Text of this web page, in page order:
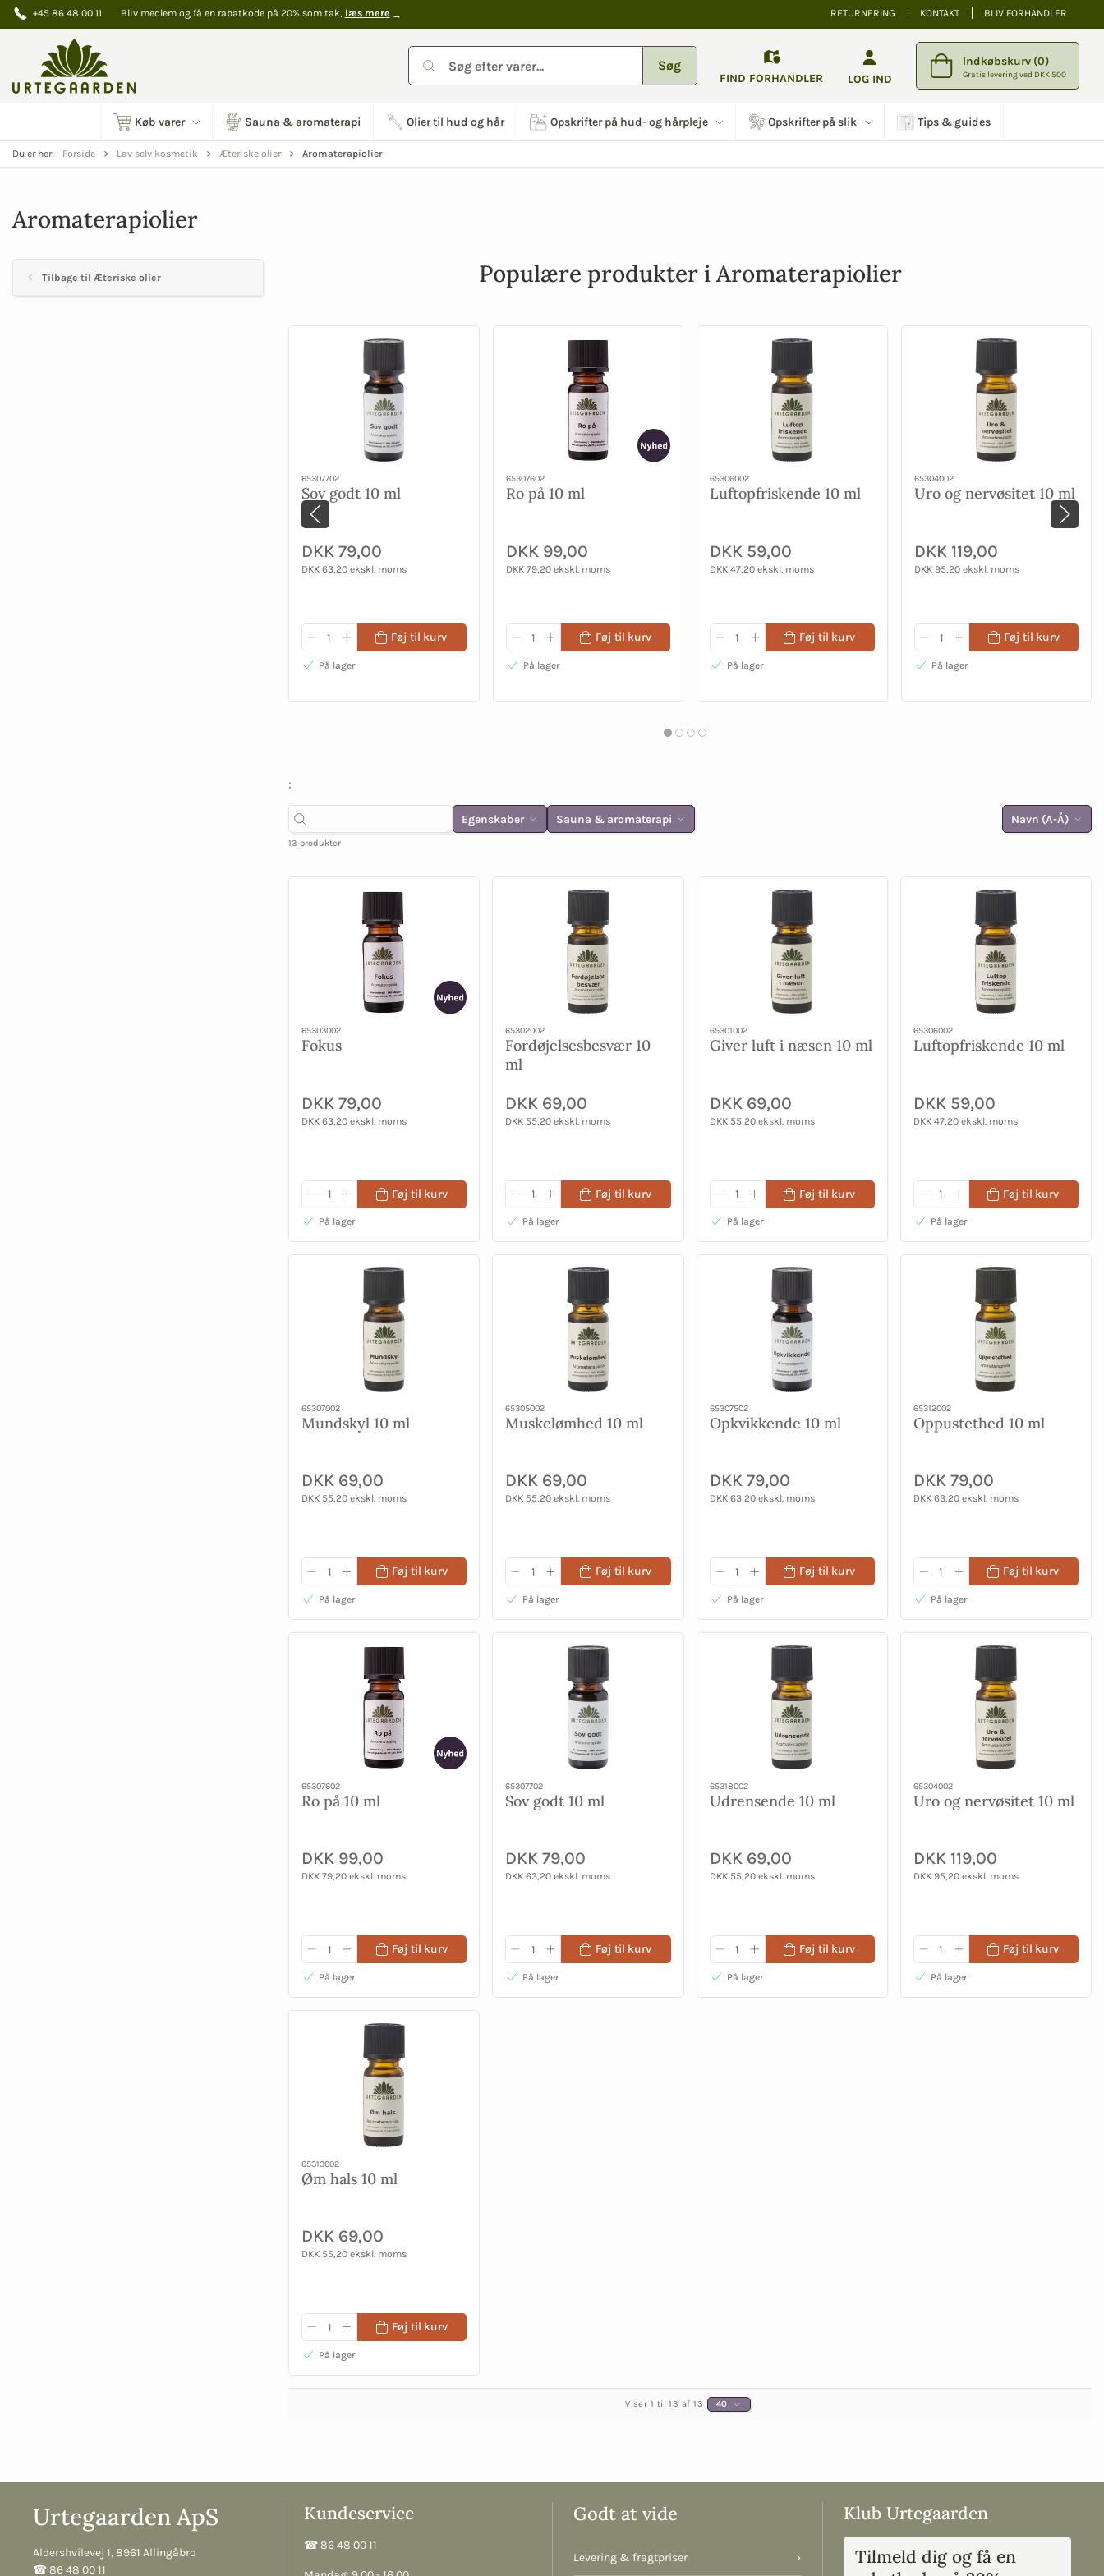
+45 86 48 00 11 Bliv medlem og få en rabatkode på 20% som tak, læs mere RETURNERING KONTAKT BLIV FORHANDLER
Søg
FIND FORHANDLER LOG IND
Indkøbskurv (0)
Gratis levering ved DKK 500
Køb varer Sauna & aromaterapi Olier til hud og hår Opskrifter på hud- og hårpleje Opskrifter på slik Tips & guides
Du er her: Forside Lav selv kosmetik Æteriske olier Aromaterapiolier
Aromaterapiolier
Tilbage til Æteriske olier Populære produkter i Aromaterapiolier
65307702
Sov godt 10 ml
DKK 79,00
DKK 63,20 ekskl. moms
Føj til kurv
På lager
65307602
Ro på 10 ml
DKK 99,00
DKK 79,20 ekskl. moms
Føj til kurv
På lager
65306002
Luftopfriskende 10 ml
DKK 59,00
DKK 47,20 ekskl. moms
Føj til kurv
På lager
65304002
Uro og nervøsitet 10 ml
DKK 119,00
DKK 95,20 ekskl. moms
Føj til kurv
På lager
;
Egenskaber Sauna & aromaterapi Navn (A-Å)
13 produkter
65303002
Fokus
DKK 79,00
DKK 63,20 ekskl. moms
Føj til kurv
På lager
65302002
Fordøjelsesbesvær 10
ml
DKK 69,00
DKK 55,20 ekskl. moms
Føj til kurv
På lager
65301002
Giver luft i næsen 10 ml
DKK 69,00
DKK 55,20 ekskl. moms
Føj til kurv
På lager
65306002
Luftopfriskende 10 ml
DKK 59,00
DKK 47,20 ekskl. moms
Føj til kurv
På lager
65307002
Mundskyl 10 ml
DKK 69,00
DKK 55,20 ekskl. moms
Føj til kurv
På lager
65305002
Muskelømhed 10 ml
DKK 69,00
DKK 55,20 ekskl. moms
Føj til kurv
På lager
65307502
Opkvikkende 10 ml
DKK 79,00
DKK 63,20 ekskl. moms
Føj til kurv
På lager
65312002
Oppustethed 10 ml
DKK 79,00
DKK 63,20 ekskl. moms
Føj til kurv
På lager
65307602
Ro på 10 ml
DKK 99,00
DKK 79,20 ekskl. moms
Føj til kurv
På lager
65307702
Sov godt 10 ml
DKK 79,00
DKK 63,20 ekskl. moms
Føj til kurv
På lager
65318002
Udrensende 10 ml
DKK 69,00
DKK 55,20 ekskl. moms
Føj til kurv
På lager
65304002
Uro og nervøsitet 10 ml
DKK 119,00
DKK 95,20 ekskl. moms
Føj til kurv
På lager
65313002
Øm hals 10 ml
DKK 69,00
DKK 55,20 ekskl. moms
Føj til kurv
På lager
Viser 1 til 13 af 13 40
Urtegaarden ApS
Aldershvilevej 1, 8961 Allingåbro
☎︎ 86 48 00 11
Kundeservice
☎︎ 86 48 00 11
Godt at vide
Levering & fragtpriser ›
Klub Urtegaarden
Tilmeld dig og få en